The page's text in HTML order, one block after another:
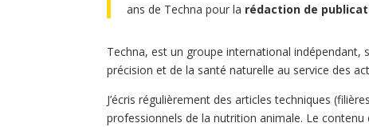
ans de Techna pour la rédaction de
Techna, est un groupe international indépendant,
précision et de la santé naturelle au service des
J’écris régulièrement des articles techniques
professionnels de la nutrition animale. Le